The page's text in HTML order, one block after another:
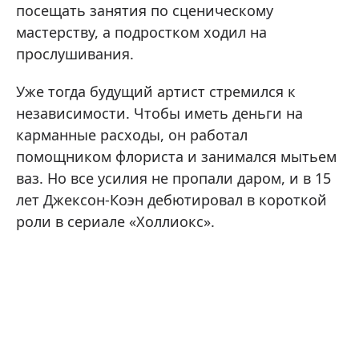
посещать занятия по сценическому
мастерству, а подростком ходил на
прослушивания.
Уже тогда будущий артист стремился к
независимости. Чтобы иметь деньги на
карманные расходы, он работал
помощником флориста и занимался мытьем
ваз. Но все усилия не пропали даром, и в 15
лет Джексон-Коэн дебютировал в короткой
роли в сериале «Холлиокс».